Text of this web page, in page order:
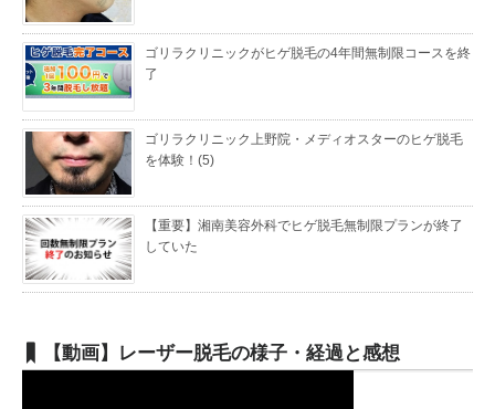
ゴリラクリニックがヒゲ脱毛の4年間無制限コースを終
了
ゴリラクリニック上野院・メディオスターのヒゲ脱毛
を体験！(5)
【重要】湘南美容外科でヒゲ脱毛無制限プランが終了
していた
【動画】レーザー脱毛の様子・経過と感想